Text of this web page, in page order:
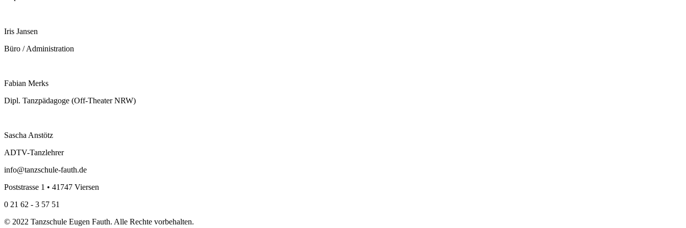
Iris Jansen
Büro / Administration
Fabian Merks
Dipl. Tanzpädagoge (Off-Theater NRW)
Sascha Anstötz
ADTV-Tanzlehrer
info@tanzschule-fauth.de
Poststrasse 1 • 41747 Viersen
0 21 62 - 3 57 51
© 2022 Tanzschule Eugen Fauth. Alle Rechte vorbehalten.